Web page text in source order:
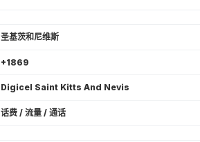
¥112.36
¥129.59
圣基茨和尼维斯
+1869
Digicel Saint Kitts And Nevis
话费 / 流量 / 通话